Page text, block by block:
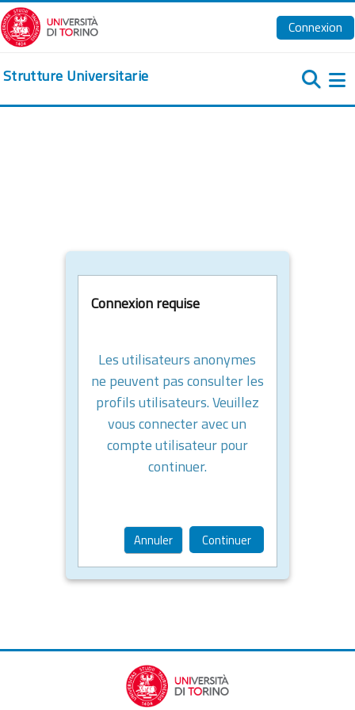
Passer au contenu principal
Connexion
Strutture Universitarie
Connexion requise
Les utilisateurs anonymes
ne peuvent pas consulter les
profils utilisateurs. Veuillez
vous connecter avec un
compte utilisateur pour
continuer.
Annuler Continuer